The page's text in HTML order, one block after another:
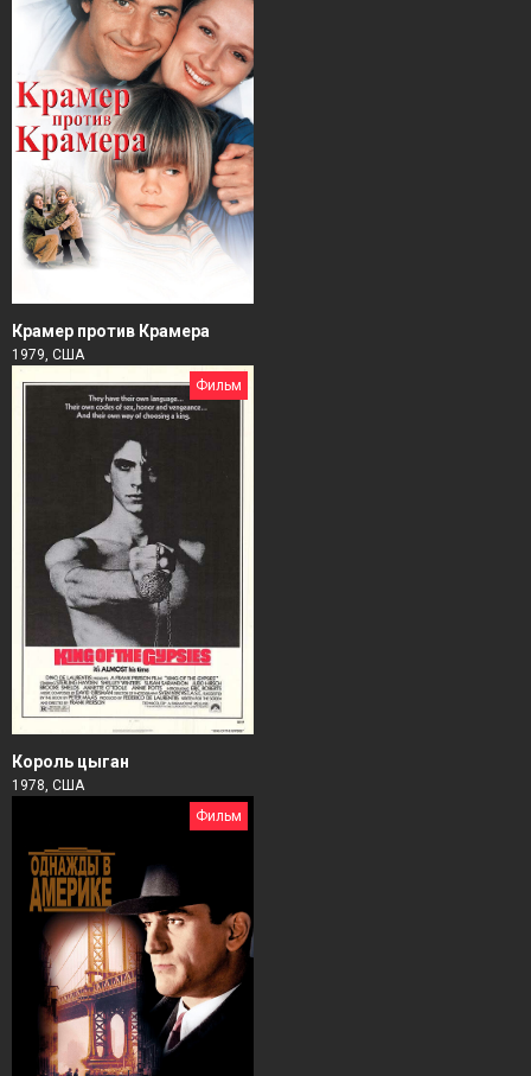
Крамер против Крамера
1979, США
Фильм
Король цыган
1978, США
Фильм